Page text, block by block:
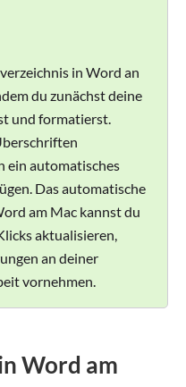
in Word an
du zunächst deine
und formatierst.
ein automatisches
Das automatische
am Mac kannst du
aktualisieren,
an deiner
vornehmen.
Word am